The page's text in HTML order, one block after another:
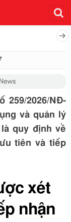
259/2026/NĐ-
và quản lý
quy định về
tiên và tiếp
xét
nhận